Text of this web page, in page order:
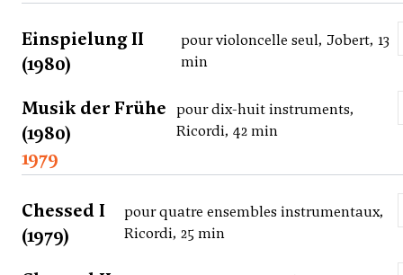
Einspielung II
(1980)
pour violoncelle seul, Jobert, 13
min
Musik der Frühe
(1980)
pour dix-huit instruments,
Ricordi, 42 min
1979
Chessed I
(1979)
pour quatre ensembles instrumentaux,
Ricordi, 25 min